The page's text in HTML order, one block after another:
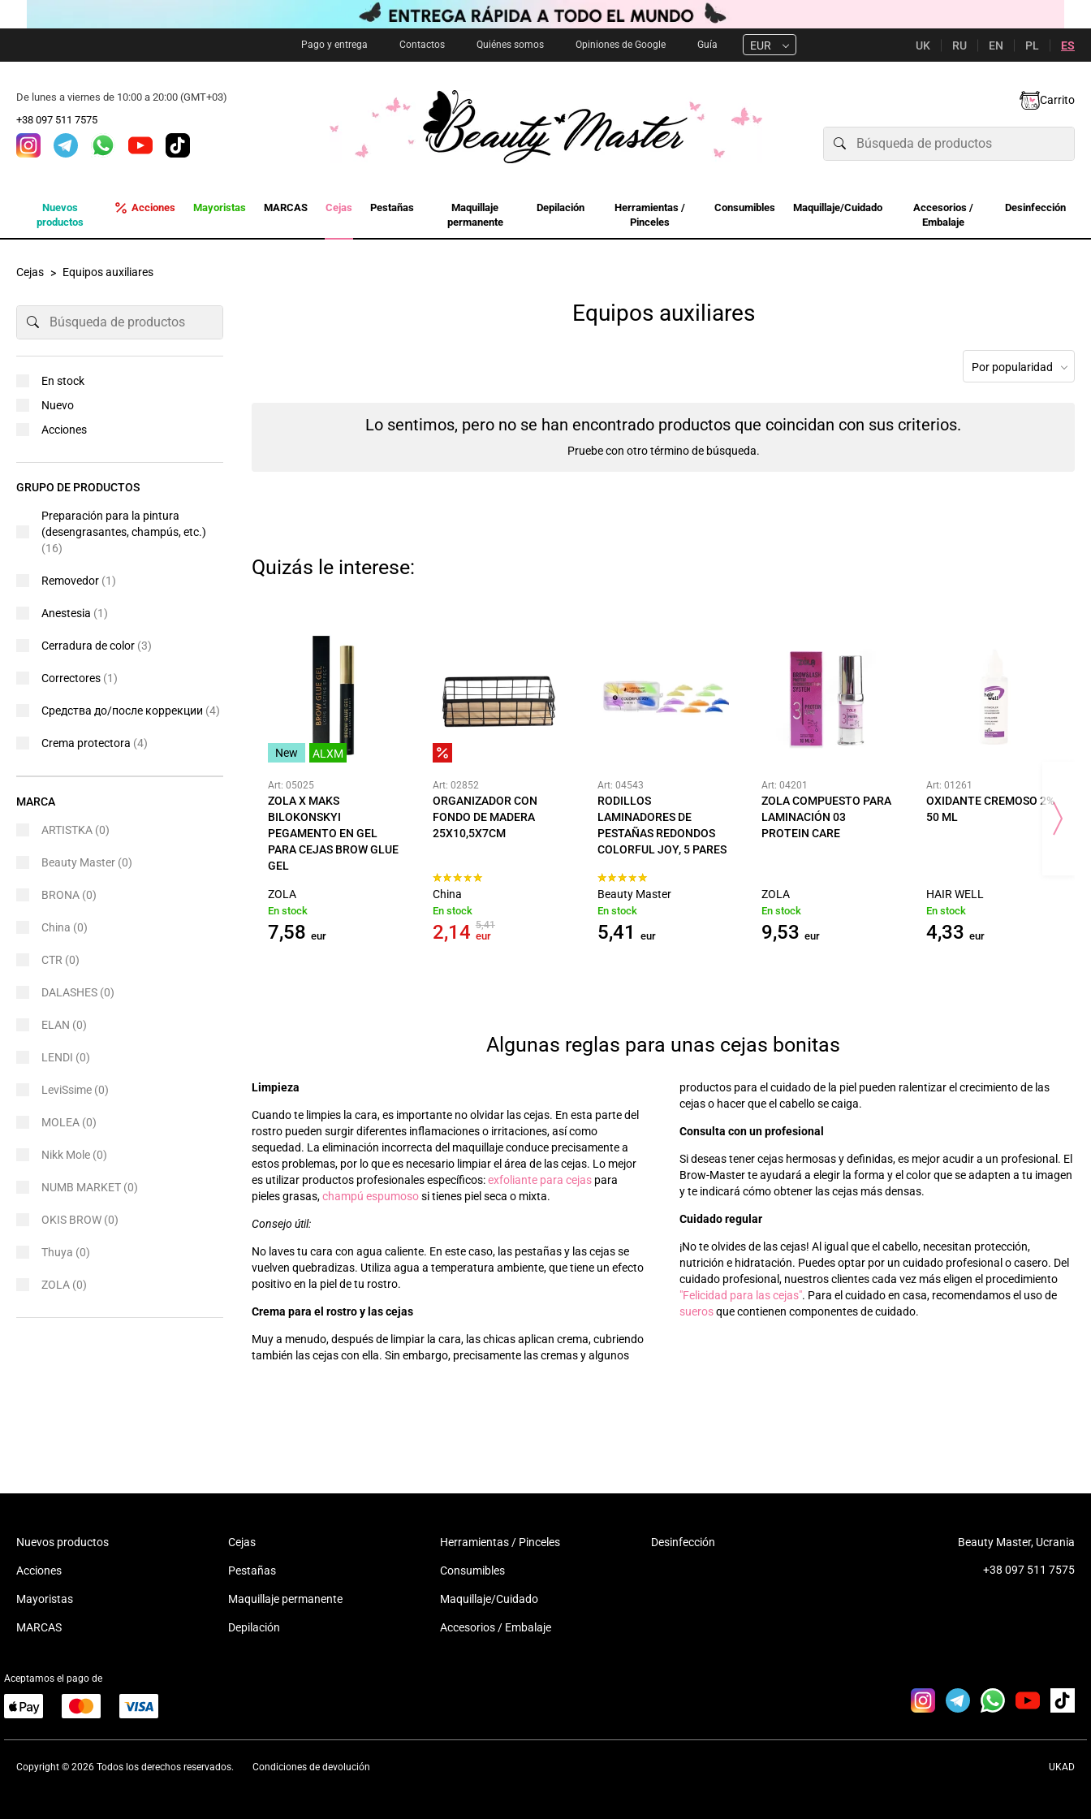
Pago y entrega Contactos Quiénes somos Opiniones de Google Guía EUR UK RU EN PL ES
De lunes a viernes de 10:00 a 20:00 (GMT+03)
+38 097 511 7575
Carrito
Nuevos
productos
Acciones Mayoristas MARCAS Cejas Pestañas
Maquillaje
permanente
Depilación
Herramientas /
Pinceles
Consumibles Maquillaje/Cuidado
Accesorios /
Embalaje
Desinfección
Cejas Equipos auxiliares
Equipos auxiliares
Por popularidad
Lo sentimos, pero no se han encontrado productos que coincidan con sus criterios.
Pruebe con otro término de búsqueda.
Quizás le interese:
New ALXM
Art: 05025
ZOLA X MAKS
BILOKONSKYI
PEGAMENTO EN GEL
PARA CEJAS BROW GLUE
GEL
ZOLA
En stock
7,58 eur
Art: 02852
ORGANIZADOR CON
FONDO DE MADERA
25X10,5X7CM
China
En stock
2,14 5,41
eur
Art: 04543
RODILLOS
LAMINADORES DE
PESTAÑAS REDONDOS
COLORFUL JOY, 5 PARES
Beauty Master
En stock
5,41 eur
Art: 04201
ZOLA COMPUESTO PARA
LAMINACIÓN 03
PROTEIN CARE
ZOLA
En stock
9,53 eur
Art: 01261
OXIDANTE CREMOSO 2%
50 ML
HAIR WELL
En stock
4,33 eur
Algunas reglas para unas cejas bonitas
Limpieza
Cuando te limpies la cara, es importante no olvidar las cejas. En esta parte del
rostro pueden surgir diferentes inflamaciones o irritaciones, así como
sequedad. La eliminación incorrecta del maquillaje conduce precisamente a
estos problemas, por lo que es necesario limpiar el área de las cejas. Lo mejor
es utilizar productos profesionales específicos:exfoliante para cejas para
pieles grasas,champú espumososi tienes piel seca o mixta.
Consejo útil:
No laves tu cara con agua caliente. En este caso, las pestañas y las cejas se
vuelven quebradizas. Utiliza agua a temperatura ambiente, que tiene un efecto
positivo en la piel de tu rostro.
Crema para el rostro y las cejas
Muy a menudo, después de limpiar la cara, las chicas aplican crema, cubriendo
también las cejas con ella. Sin embargo, precisamente las cremas y algunos
productos para el cuidado de la piel pueden ralentizar el crecimiento de las
cejas o hacer que el cabello se caiga.
Consulta con un profesional
Si deseas tener cejas hermosas y definidas, es mejor acudir a un profesional. El
Brow-Master te ayudará a elegir la forma y el color que se adapten a tu imagen
y te indicará cómo obtener las cejas más densas.
Cuidado regular
¡No te olvides de las cejas! Al igual que el cabello, necesitan protección,
nutrición e hidratación. Puedes optar por un cuidado profesional o casero. Del
cuidado profesional, nuestros clientes cada vez más eligen el procedimiento
"Felicidad para las cejas". Para el cuidado en casa, recomendamos el uso de
suerosque contienen componentes de cuidado.
En stock
Nuevo
Acciones
GRUPO DE PRODUCTOS
Preparación para la pintura
(desengrasantes, champús, etc.)
(16)
Removedor (1)
Anestesia (1)
Cerradura de color (3)
Correctores (1)
Средства до/после коррекции (4)
Crema protectora (4)
MARCA
ARTISTKA (0)
Beauty Master (0)
BRONA (0)
China (0)
CTR (0)
DALASHES (0)
ELAN (0)
LENDI (0)
LeviSsime (0)
MOLEA (0)
Nikk Mole (0)
NUMB MARKET (0)
OKIS BROW (0)
Thuya (0)
ZOLA (0)
Nuevos productos
Acciones
Mayoristas
MARCAS
Cejas
Pestañas
Maquillaje permanente
Depilación
Herramientas / Pinceles
Consumibles
Maquillaje/Cuidado
Accesorios / Embalaje
Desinfección Beauty Master, Ucrania
+38 097 511 7575
Aceptamos el pago de
Copyright © 2026 Todos los derechos reservados. UKAD
Condiciones de devolución